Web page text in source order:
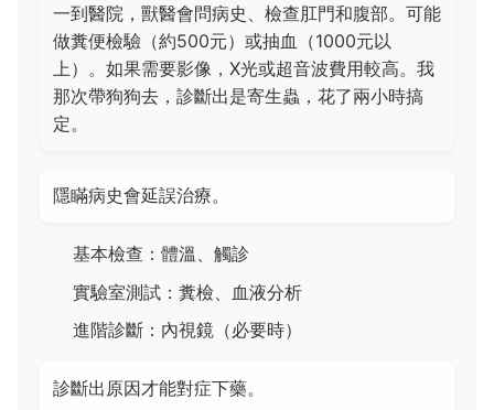
一到醫院，獸醫會問病史、檢查肛門和腹部。可能
做糞便檢驗（約500元）或抽血（1000元以
上）。如果需要影像，X光或超音波費用較高。我
那次帶狗狗去，診斷出是寄生蟲，花了兩小時搞
定。
隱瞞病史會延誤治療。
基本檢查：體溫、觸診
實驗室測試：糞檢、血液分析
進階診斷：內視鏡（必要時）
診斷出原因才能對症下藥。